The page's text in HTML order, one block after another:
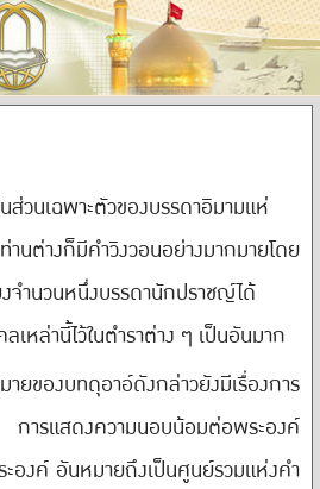
ส่วนเฉพาะตัวของบรรดาอิมามแห่
ต่างก็มีคำวิงวอนอย่างมากมายโดย
จำนวนหนึ่งบรรดานักปราชญ์ได้
หล่านี้ไว้ในตำราต่าง ๆ เป็นอันมาก
ยของบทดุอาอ์ดังกล่าวยังมีเรื่องการ
ารแสดงความนอบน้อมต่อพระองค์
องค์ อันหมายถึงเป็นศูนย์รวมแห่งคำ